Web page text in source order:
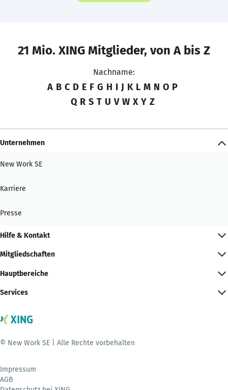
21 Mio. XING Mitglieder, von A bis Z
Nachname:
A B C D E F G H I J K L M N O P
Q R S T U V W X Y Z
Unternehmen
New Work SE
Karriere
Presse
Hilfe & Kontakt
Mitgliedschaften
Hauptbereiche
Services
© New Work SE | Alle Rechte vorbehalten
Impressum
AGB